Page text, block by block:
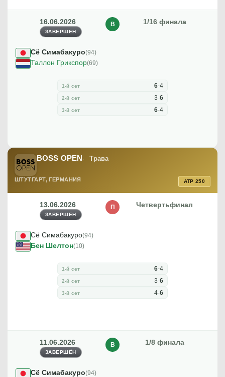
16.06.2026
ЗАВЕРШЁН
1/16 финала
В
Сё Симабакуро(94)
Таллон Грикспор(69)
1-й сет 6-4
2-й сет 3-6
3-й сет 6-4
BOSS OPEN Трава
ШТУТГАРТ, ГЕРМАНИЯ ATP 250
13.06.2026
ЗАВЕРШЁН
Четвертьфинал
П
Сё Симабакуро(94)
Бен Шелтон(10)
1-й сет 6-4
2-й сет 3-6
3-й сет 4-6
11.06.2026
ЗАВЕРШЁН
1/8 финала
В
Сё Симабакуро(94)